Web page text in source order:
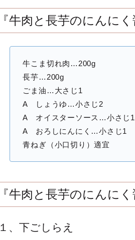
『牛肉と長芋のにんに
牛こま切れ肉…200g
長芋…200g
ごま油…大さじ1
A しょうゆ…小さじ2
A オイスターソース…小さじ1
A おろしにんにく…小さじ1
青ねぎ（小口切り）適宜
『牛肉と長芋のにんに
１、下ごしらえ